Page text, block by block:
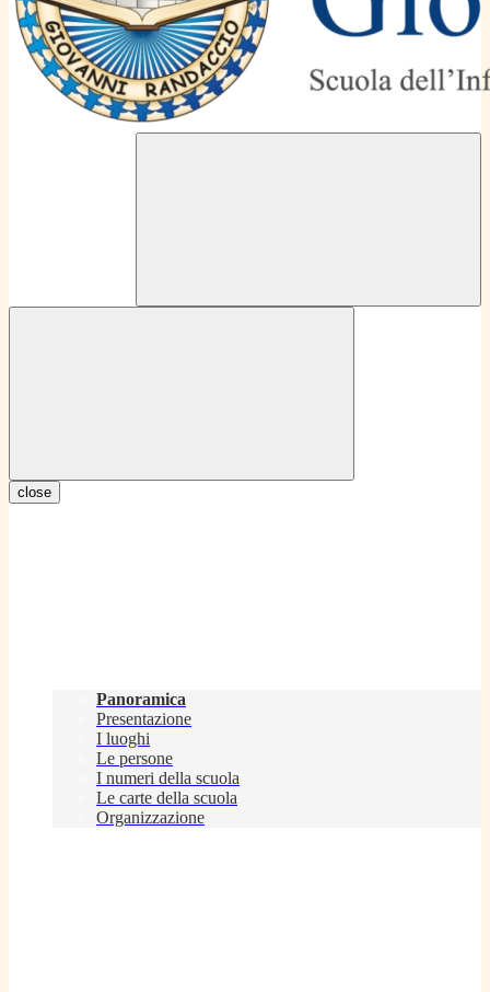
close
Panoramica
Presentazione
I luoghi
Le persone
I numeri della scuola
Le carte della scuola
Organizzazione